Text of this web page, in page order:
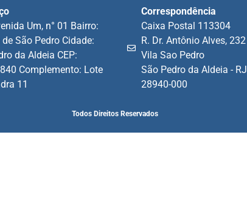
Um, n° 01 Bairro:
São Pedro Cidade:
da Aldeia CEP:
Complemento: Lote
11
Correspondência
Caixa Postal 113304
R. Dr. Antônio Alves, 232
Vila Sao Pedro
São Pedro da Aldeia - RJ
28940-000
Todos Direitos Reservados